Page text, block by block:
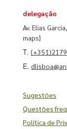
delegação
Av. Elias
maps]
T.
E.
Sugestões
Questões
Política de